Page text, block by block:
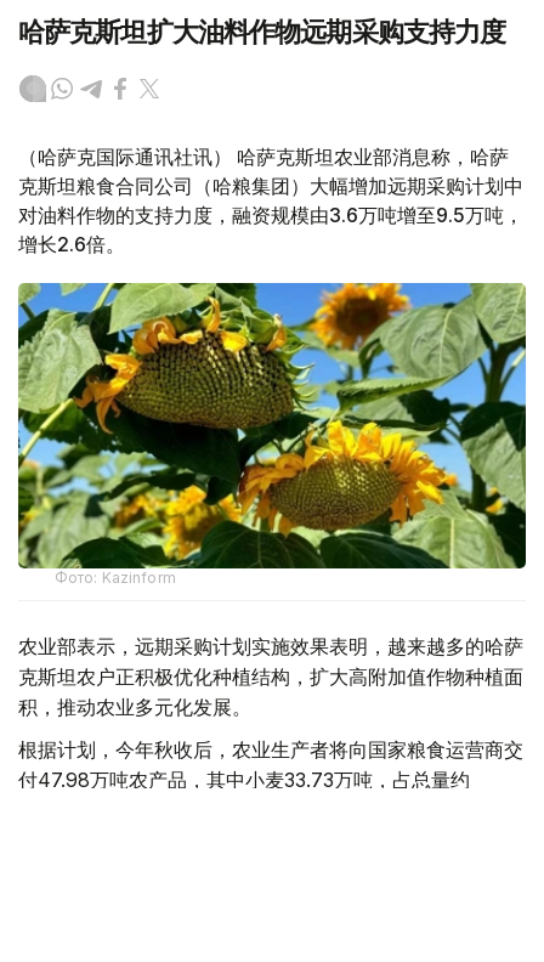
哈萨克斯坦扩大油料作物远期采购支持力度
（哈萨克国际通讯社讯） 哈萨克斯坦农业部消息称，哈萨
克斯坦粮食合同公司（哈粮集团）大幅增加远期采购计划中
对油料作物的支持力度，融资规模由3.6万吨增至9.5万吨，
增长2.6倍。
Фото: Kazinform
农业部表示，远期采购计划实施效果表明，越来越多的哈萨
克斯坦农户正积极优化种植结构，扩大高附加值作物种植面
积，推动农业多元化发展。
根据计划，今年秋收后，农业生产者将向国家粮食运营商交
付47.98万吨农产品，其中小麦33.73万吨，占总量约